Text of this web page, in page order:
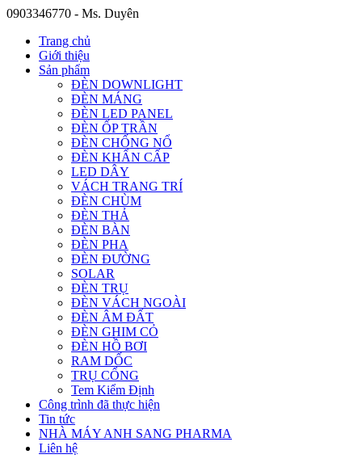
0903346770 - Ms. Duyên
Trang chủ
Giới thiệu
Sản phẩm
ĐÈN DOWNLIGHT
ĐÈN MÁNG
ĐÈN LED PANEL
ĐÈN ỐP TRẦN
ĐÈN CHỐNG NỔ
ĐÈN KHẨN CẤP
LED DÂY
VÁCH TRANG TRÍ
ĐÈN CHÙM
ĐÈN THẢ
ĐÈN BÀN
ĐÈN PHA
ĐÈN ĐƯỜNG
SOLAR
ĐÈN TRỤ
ĐÈN VÁCH NGOÀI
ĐÈN ÂM ĐẤT
ĐÈN GHIM CỎ
ĐÈN HỒ BƠI
RAM DỐC
TRỤ CỔNG
Tem Kiểm Định
Công trình đã thực hiện
Tin tức
NHÀ MÁY ANH SANG PHARMA
Liên hệ